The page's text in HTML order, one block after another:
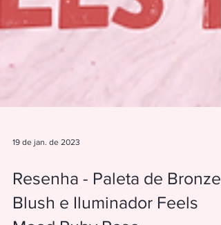
19 de jan. de 2023
Resenha - Paleta de Bronzer,